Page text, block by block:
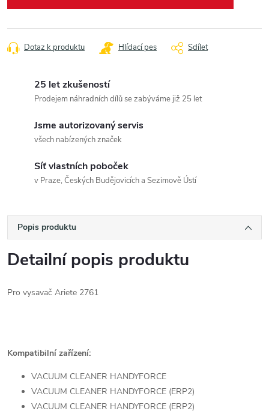
Dotaz k produktu Hlídací pes Sdílet
25 let zkušeností
Prodejem náhradních dílů se zabýváme již 25 let
Jsme autorizovaný servis
všech nabízených značek
Síť vlastních poboček
v Praze, Českých Budějovicích a Sezimově Ústí
Popis produktu
Detailní popis produktu
Pro vysavač Ariete 2761
Kompatibilní zařízení:
VACUUM CLEANER HANDYFORCE
VACUUM CLEANER HANDYFORCE (ERP2)
VACUUM CLEANER HANDYFORCE (ERP2)